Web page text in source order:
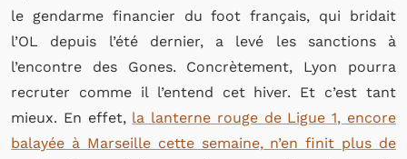
le gendarme financier du foot français, qui bridait
l’OL depuis l’été dernier, a levé les sanctions à
l’encontre des Gones. Concrètement, Lyon pourra
recruter comme il l’entend cet hiver. Et c’est tant
mieux. En effet, la lanterne rouge de Ligue 1, encore
balayée à Marseille cette semaine, n’en finit plus de